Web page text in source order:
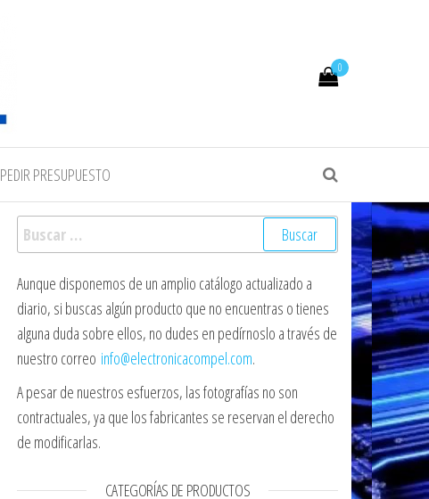
0
PEDIR PRESUPUESTO
Buscar:
Aunque disponemos de un amplio catálogo actualizado a
diario, si buscas algún producto que no encuentras o tienes
alguna duda sobre ellos, no dudes en pedírnoslo a través de
nuestro correo info@electronicacompel.com.
A pesar de nuestros esfuerzos, las fotografías no son
contractuales, ya que los fabricantes se reservan el derecho
de modificarlas.
CATEGORÍAS DE PRODUCTOS